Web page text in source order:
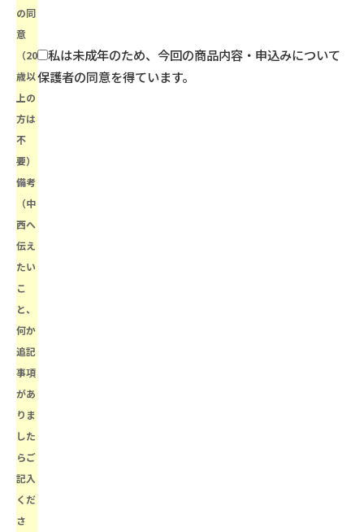
の同
意
（20
歳以
上の
方は
不
要）
私は未成年のため、今回の商品内容・申込みについて
保護者の同意を得ています。
備考
（中
西へ
伝え
たい
こ
と、
何か
追記
事項
があ
りま
した
らご
記入
くだ
さ